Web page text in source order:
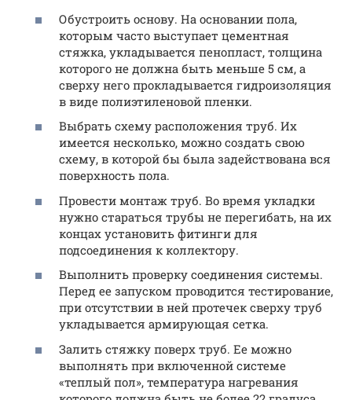
Обустроить основу. На основании пола,
которым часто выступает цементная
стяжка, укладывается пенопласт, толщина
которого не должна быть меньше 5 см, а
сверху него прокладывается гидроизоляция
в виде полиэтиленовой пленки.
Выбрать схему расположения труб. Их
имеется несколько, можно создать свою
схему, в которой бы была задействована вся
поверхность пола.
Провести монтаж труб. Во время укладки
нужно стараться трубы не перегибать, на их
концах установить фитинги для
подсоединения к коллектору.
Выполнить проверку соединения системы.
Перед ее запуском проводится тестирование,
при отсутствии в ней протечек сверху труб
укладывается армирующая сетка.
Залить стяжку поверх труб. Ее можно
выполнять при включенной системе
«теплый пол», температура нагревания